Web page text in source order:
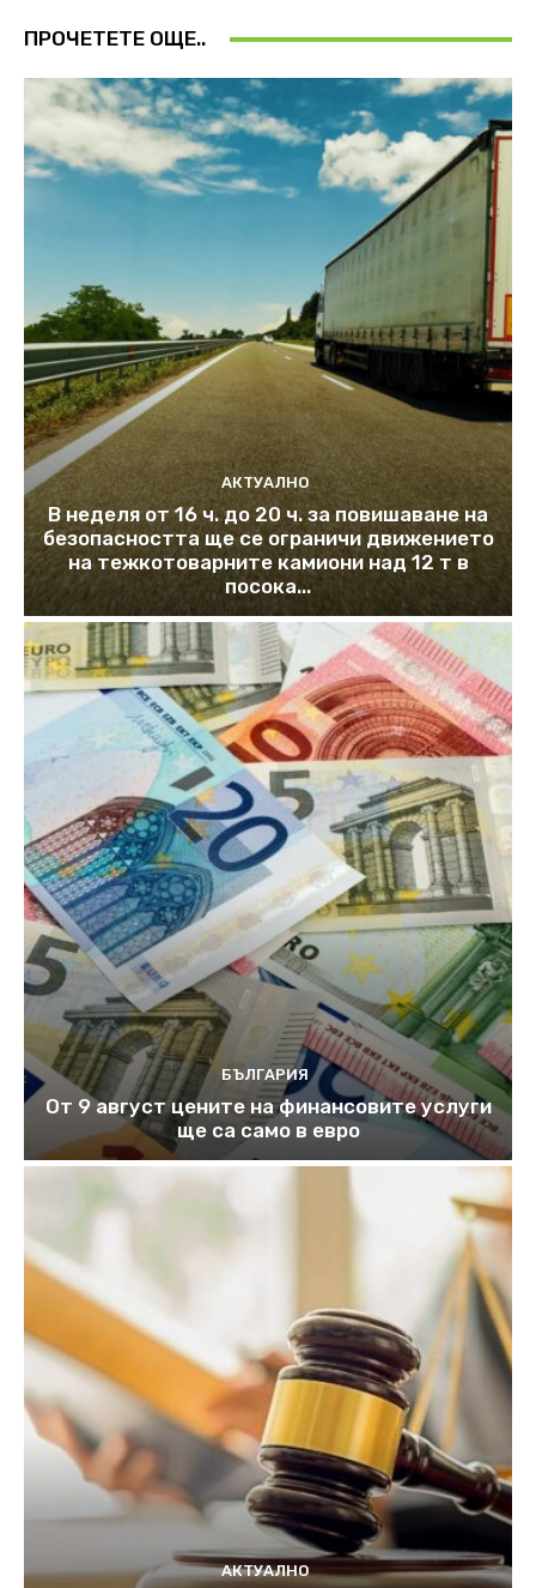
ПРОЧЕТЕТЕ ОЩЕ..
АКТУАЛНО
В неделя от 16 ч. до 20 ч. за повишаване на
безопасността ще се ограничи движението
на тежкотоварните камиони над 12 т в
посока...
БЪЛГАРИЯ
От 9 август цените на финансовите услуги
ще са само в евро
АКТУАЛНО